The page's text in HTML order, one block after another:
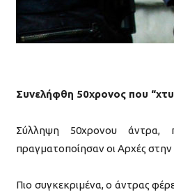
Συνελήφθη 50χρονος που
Σύλληψη 50χρονου άντρα,
πραγματοποίησαν οι Αρχές στην
Πιο συγκεκριμένα, ο άντρας